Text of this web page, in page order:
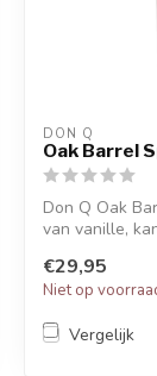
DON Q
Oak Barrel
Don Q Oak
van vanille,
€29,95
Niet op
Vergelijk